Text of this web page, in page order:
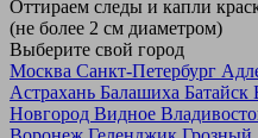
Оттираем следы и капли
(не более 2 см диаметром)
Выберите свой город
Москва Санкт-Петербург
Астрахань Балашиха Батайск
Новгород Видное